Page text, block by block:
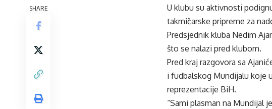
SHARE
U klubu su aktivnosti
takmičarske pripreme za
Predsjednik kluba Nedim
što se nalazi pred klubom.
Pred kraj razgovora sa
i fudbalskog Mundijalu koje
reprezentacije BiH.
“Sami plasman na Mundijal